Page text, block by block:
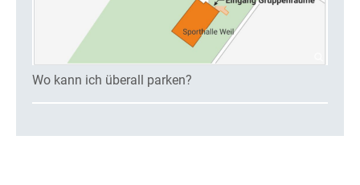
Wo kann ich überall parken?